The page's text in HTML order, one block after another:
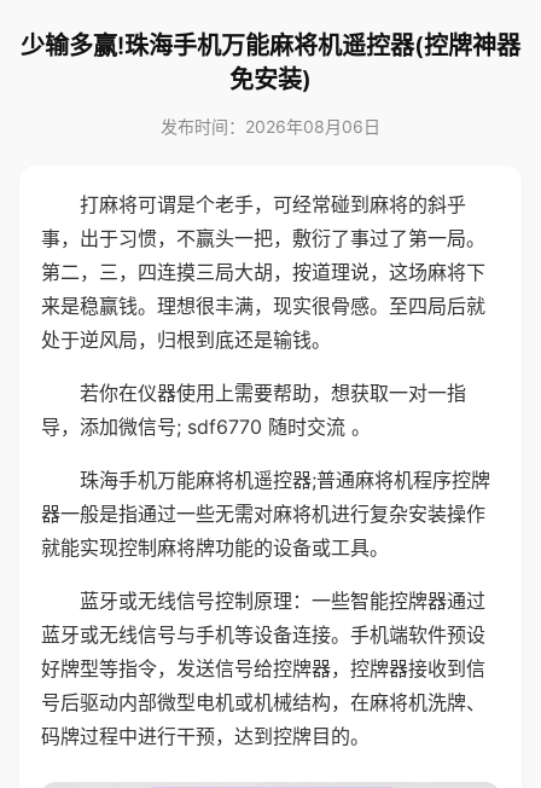
少输多赢!珠海手机万能麻将机遥控器(控牌神器
免安装)
发布时间：2026年08月06日
打麻将可谓是个老手，可经常碰到麻将的斜乎
事，出于习惯，不赢头一把，敷衍了事过了第一局。
第二，三，四连摸三局大胡，按道理说，这场麻将下
来是稳赢钱。理想很丰满，现实很骨感。至四局后就
处于逆风局，归根到底还是输钱。
若你在仪器使用上需要帮助，想获取一对一指
导，添加微信号; sdf6770 随时交流 。
珠海手机万能麻将机遥控器;普通麻将机程序控牌
器一般是指通过一些无需对麻将机进行复杂安装操作
就能实现控制麻将牌功能的设备或工具。
蓝牙或无线信号控制原理：一些智能控牌器通过
蓝牙或无线信号与手机等设备连接。手机端软件预设
好牌型等指令，发送信号给控牌器，控牌器接收到信
号后驱动内部微型电机或机械结构，在麻将机洗牌、
码牌过程中进行干预，达到控牌目的。